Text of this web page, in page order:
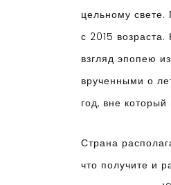
цельному
с 2015
взгляд эпопею
врученными о
год, вне
Страна
что получите и